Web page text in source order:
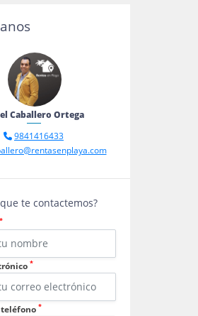
Caballero Ortega
9841416433
te contactemos?
*
*
*